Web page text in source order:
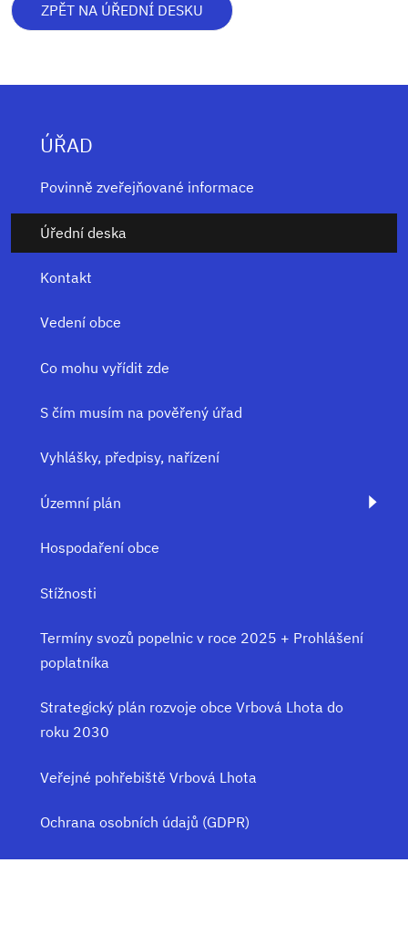
ZPĚT NA ÚŘEDNÍ DESKU
ÚŘAD
Povinně zveřejňované informace
Úřední deska
Kontakt
Vedení obce
Co mohu vyřídit zde
S čím musím na pověřený úřad
Vyhlášky, předpisy, nařízení
Územní plán
Hospodaření obce
Stížnosti
Termíny svozů popelnic v roce 2025 + Prohlášení
poplatníka
Strategický plán rozvoje obce Vrbová Lhota do
roku 2030
Veřejné pohřebiště Vrbová Lhota
Ochrana osobních údajů (GDPR)